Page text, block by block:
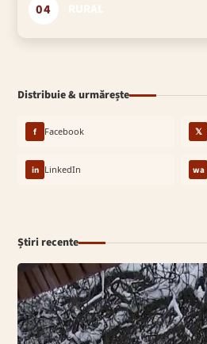
04
Distribuie & urmărește
f Facebook 𝕏
in LinkedIn wa
Știri recente